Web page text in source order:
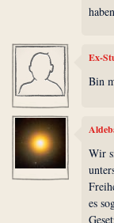
Ex-
Bin
Wir
es